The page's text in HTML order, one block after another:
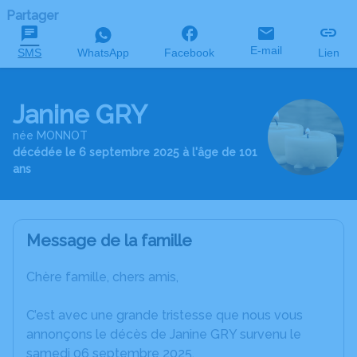
Partager
SMS WhatsApp Facebook E-mail Lien
Janine GRY
née MONNOT
décédée le 6 septembre 2025 à l'âge de 101
ans
Message de la famille
Chère famille, chers amis,
C’est avec une grande tristesse que nous vous
annonçons le décès de Janine GRY survenu le
samedi 06 septembre 2025.